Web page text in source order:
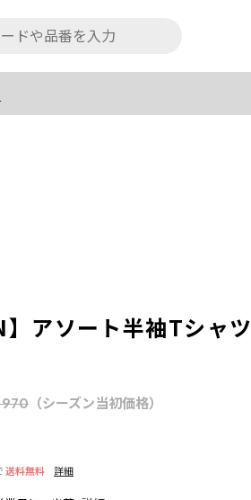
送料無料
詳細
】アソート半袖Tシャツ
（シーズン当初価格）